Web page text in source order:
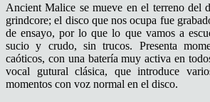
Ancient Malice se mueve en el terreno del
grindcore; el disco que nos ocupa fue
de ensayo, por lo que lo que vamos a
sucio y crudo, sin trucos. Presenta
caóticos, con una batería muy activa en
vocal gutural clásica, que introduce
momentos con voz normal en el disco.